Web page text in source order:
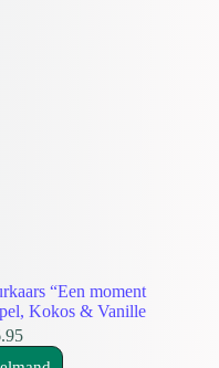
“Een moment
Kokos & Vanille